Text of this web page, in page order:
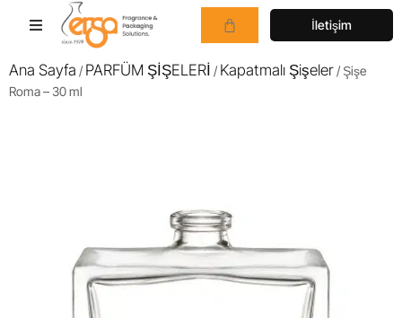
İletişim
Ana Sayfa /PARFÜM ŞİŞELERİ /Kapatmalı Şişeler/ Şişe
Roma – 30 ml